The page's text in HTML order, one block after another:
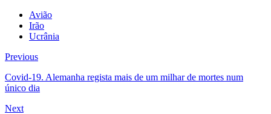
Avião
Irão
Ucrânia
Previous
Covid-19. Alemanha regista mais de um milhar de mortes num
único dia
Next